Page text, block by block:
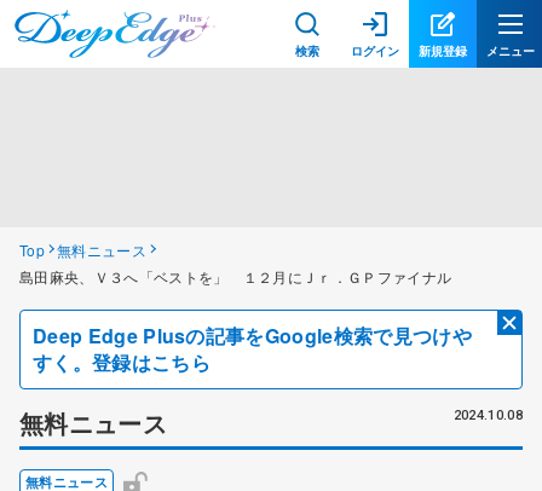
検索 ログイン 新規登録 メニュー
Top 無料ニュース
島田麻央、Ｖ３へ「ベストを」 １２月にＪｒ．ＧＰファイナル
Deep Edge Plusの記事をGoogle検索で見つけや
すく。登録はこちら
無料ニュース 2024.10.08
無料ニュース